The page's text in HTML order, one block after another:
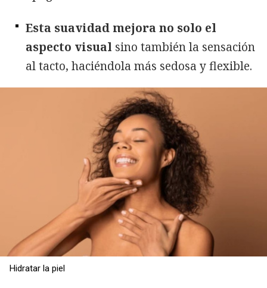
Esta suavidad mejora no solo el
aspecto visual sino también la sensación
al tacto, haciéndola más sedosa y flexible.
Hidratar la piel